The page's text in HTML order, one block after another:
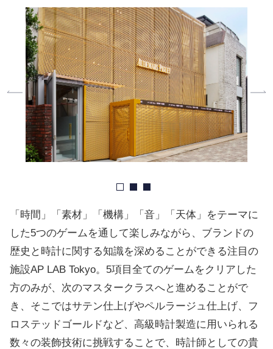
「時間」「素材」「機構」「音」「天体」をテーマに
した5つのゲームを通して楽しみながら、ブランドの
歴史と時計に関する知識を深めることができる注目の
施設AP LAB Tokyo。5項目全てのゲームをクリアした
方のみが、次のマスタークラスへと進めることがで
き、そこではサテン仕上げやペルラージュ仕上げ、フ
ロステッドゴールドなど、高級時計製造に用いられる
数々の装飾技術に挑戦することで、時計師としての貴